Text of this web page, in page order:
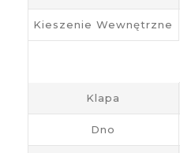
Kieszenie Wewnętrzne
Klapa
Dno